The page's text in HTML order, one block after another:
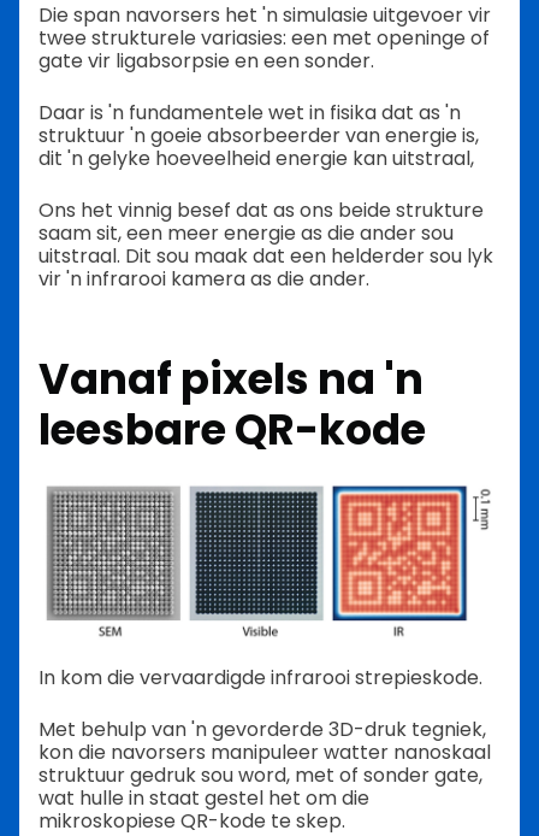
Die span navorsers het 'n simulasie uitgevoer vir
twee strukturele variasies: een met openinge of
gate vir ligabsorpsie en een sonder.
Daar is 'n fundamentele wet in fisika dat as 'n
struktuur 'n goeie absorbeerder van energie is,
dit 'n gelyke hoeveelheid energie kan uitstraal,
Ons het vinnig besef dat as ons beide strukture
saam sit, een meer energie as die ander sou
uitstraal. Dit sou maak dat een helderder sou lyk
vir 'n infrarooi kamera as die ander.
Vanaf pixels na 'n
leesbare QR-kode
In kom die vervaardigde infrarooi strepieskode.
Met behulp van 'n gevorderde 3D-druk tegniek,
kon die navorsers manipuleer watter nanoskaal
struktuur gedruk sou word, met of sonder gate,
wat hulle in staat gestel het om die
mikroskopiese QR-kode te skep.